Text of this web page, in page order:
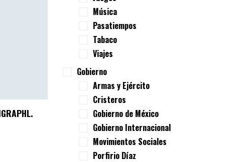
Música
Pasatiempos
Tabaco
Viajes
Gobierno
Armas y Ejército
Cristeros
Gobierno de México
Gobierno Internacional
Movimientos Sociales
Porfirio Díaz